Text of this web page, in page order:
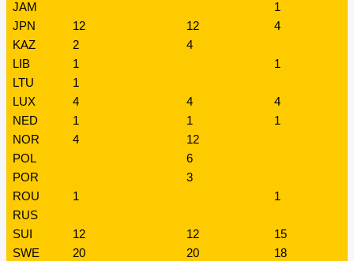
JAM
1
JPN
12 12
4
KAZ
2
4
LIB
1
1
LTU
1
LUX
4 4
4
NED
1 1
1
NOR
4
12
POL
6
POR
3
ROU
1
1
RUS
SUI
12 12
15
SWE
20 20
18